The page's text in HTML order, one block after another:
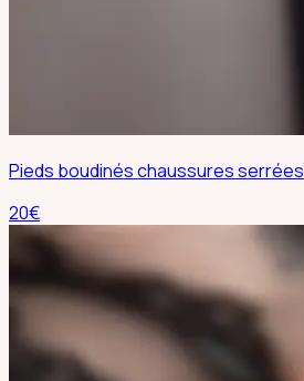
Pieds boudinés chaussures serrées
20€